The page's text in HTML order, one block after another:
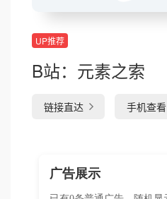
UP推荐
B站：元素之索
链接直达 手机查看